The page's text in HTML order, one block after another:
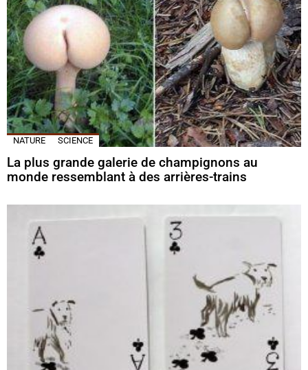
NATURE SCIENCE
La plus grande galerie de champignons au
monde ressemblant à des arrières-trains